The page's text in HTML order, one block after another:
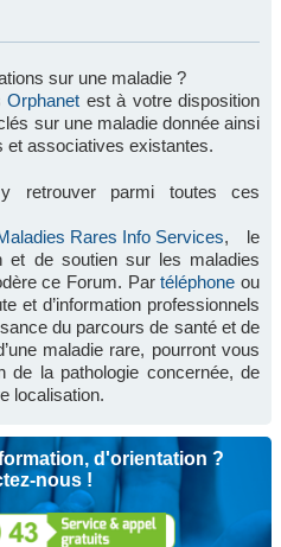
sur une maladie ?
Orphanet est à votre disposition
sur une maladie donnée ainsi
associatives existantes.
retrouver parmi toutes ces
Rares Info Services, le
et de soutien sur les maladies
ce Forum. Partéléphone ou
et d’information professionnels
du parcours de santé et de
maladie rare, pourront vous
de la pathologie concernée, de
localisation.
d'orientation ?
nous !